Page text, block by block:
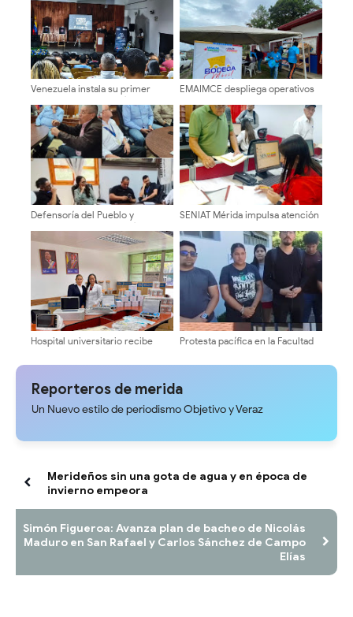
Venezuela instala su primer
detector de astropartículas en
los Andes
EMAIMCE despliega operativos
Bodega Móvil en tres sectores
de Campo Elías
Defensoría del Pueblo y
Concejo Municipal evalúan tarifa
del pasaje en Mérida
SENIAT Mérida impulsa atención
contribuyente
Hospital universitario recibe
ayudas técnicas
Protesta pacífica en la Facultad
firmes ante caso de acoso
Reporteros de merida
Un Nuevo estilo de periodismo Objetivo y Veraz
Merideños sin una gota de agua y en época de
invierno empeora
Simón Figueroa: Avanza plan de bacheo de Nicolás
Maduro en San Rafael y Carlos Sánchez de Campo
Elías